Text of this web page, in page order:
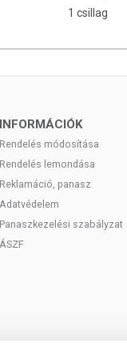
(savtartalom: 35%);
Hozzáadott
folyamattal
Ezt követően
gyakorolt
1 csillag
INFORMÁCIÓK
Rendelés módosítása
Rendelés lemondása
Reklamáció, panasz
Adatvédelem
Panaszkezelési szabályzat
ÁSZF